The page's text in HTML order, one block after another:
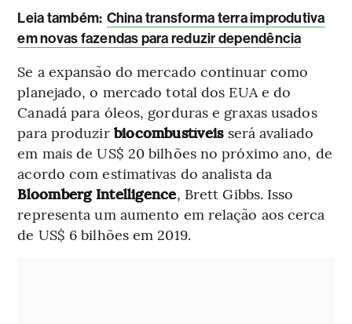
Leia também: China transforma terra improdutiva
em novas fazendas para reduzir dependência
Se a expansão do mercado continuar como
planejado, o mercado total dos EUA e do
Canadá para óleos, gorduras e graxas usados
para produzir biocombustíveisserá avaliado
em mais de US$ 20 bilhões no próximo ano, de
acordo com estimativas do analista da
Bloomberg Intelligence, Brett Gibbs. Isso
representa um aumento em relação aos cerca
de US$ 6 bilhões em 2019.